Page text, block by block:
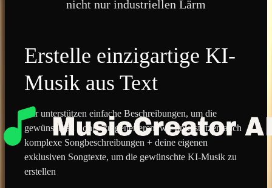
nicht nur industriellen Lärm
Erstelle einzigartige KI-
Musik aus Text
Wir unterstützen einfache Beschreibungen, um die
gewünschten Songs zu generieren; wir unterstützen auch
komplexe Songbeschreibungen + deine eigenen
exklusiven Songtexte, um die gewünschte KI-Musik zu
erstellen